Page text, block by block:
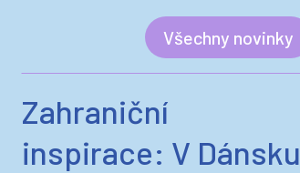
Všechny novinky
Zahraniční
inspirace: V Dánsku